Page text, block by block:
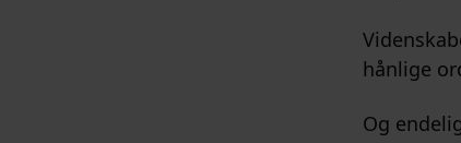
hånlige
Og